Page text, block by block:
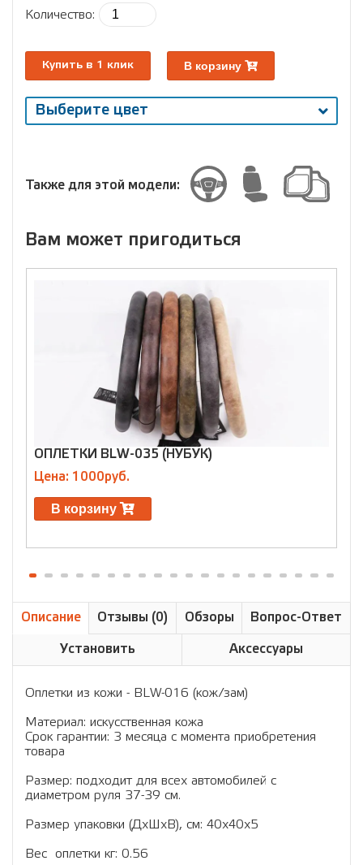
Количество:
Купить в 1 клик В корзину
Выберите цвет
Выберите
Также для этой модели:
Вам может пригодиться
ОПЛЕТКИ BLW-035 (НУБУК)
Цена: 1000руб.
В корзину
Описание Отзывы (0) Обзоры Вопрос-Ответ
Установить Аксессуары
Оплетки из кожи - BLW-016 (кож/зам)
Материал: искусственная кожа
Срок гарантии: 3 месяца с момента приобретения
товара
Размер: подходит для всех автомобилей с
диаметром руля 37-39 см.
Размер упаковки (ДхШхВ), см: 40x40x5
Вес оплетки кг: 0.56